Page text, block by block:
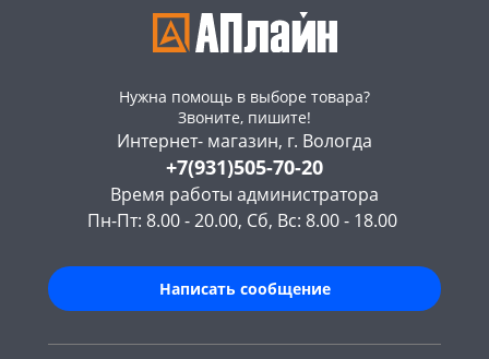
Нужна помощь в выборе товара?
Звоните, пишите!
Интернет- магазин, г. Вологда
+7(931)505-70-20
Время работы администратора
Пн-Пт: 8.00 - 20.00, Сб, Вс: 8.00 - 18.00
Написать сообщение